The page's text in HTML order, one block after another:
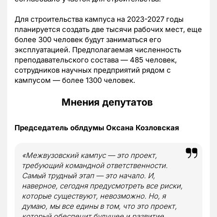
Для строительства кампуса на 2023-2027 годы
планируется создать две тысячи рабочих мест, еще
более 300 человек будут заниматься его
эксплуатацией. Предполагаемая численность
преподавательского состава — 485 человек,
сотрудников научных предприятий рядом с
кампусом — более 1300 человек.
Мнения депутатов
Председатель облдумы Оксана Козловская
«Межвузовский кампус — это проект,
требующий командной ответственности.
Самый трудный этап — это начало. И,
наверное, сегодня предусмотреть все риски,
которые существуют, невозможно. Но, я
думаю, мы все едины в том, что это проект,